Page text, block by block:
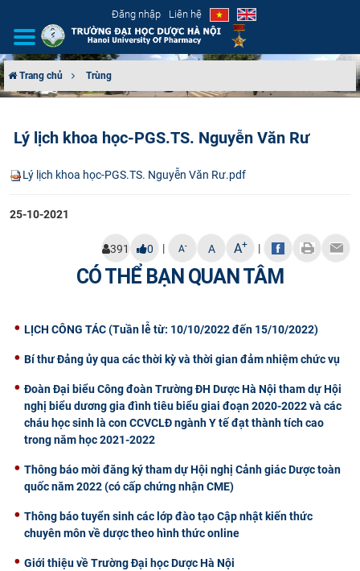
Đăng nhập Liên hệ
CƠ CẤU TỔ CHỨC
TUYỂN SINH
ĐÀO TẠO
ĐẢM BẢO CHẤT LƯỢNG
CỰU NGƯỜI HỌC
Trang chủ Trùng
Lý lịch khoa học-PGS.TS. Nguyễn Văn Rư
Lý lịch khoa học-PGS.TS. Nguyễn Văn Rư.pdf
25-10-2021
391 0 | A- A A+ |
CÓ THỂ BẠN QUAN TÂM
LỊCH CÔNG TÁC (Tuần lễ từ: 10/10/2022 đến 15/10/2022)
Bí thư Đảng ủy qua các thời kỳ và thời gian đảm nhiệm chức vụ
Đoàn Đại biểu Công đoàn Trường ĐH Dược Hà Nội tham dự Hội
nghị biểu dương gia đình tiêu biểu giai đoạn 2020-2022 và các
cháu học sinh là con CCVCLĐ ngành Y tế đạt thành tích cao
trong năm học 2021-2022
Thông báo mời đăng ký tham dự Hội nghị Cảnh giác Dược toàn
quốc năm 2022 (có cấp chứng nhận CME)
Thông báo tuyển sinh các lớp đào tạo Cập nhật kiến thức
chuyên môn về dược theo hình thức online
Giới thiệu về Trường Đại học Dược Hà Nội